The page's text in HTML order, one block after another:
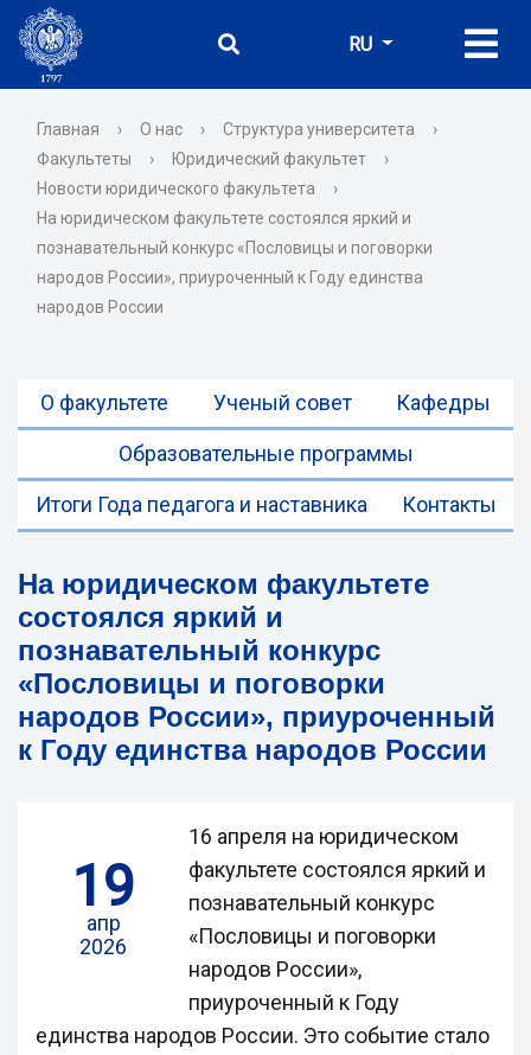
RU
Главная › О нас › Структура университета
›
Факультеты
› Юридический факультет
›
Новости юридического факультета
›
На юридическом факультете состоялся яркий и
познавательный конкурс «Пословицы и поговорки
народов России», приуроченный к Году единства
народов России
О факультете Ученый совет Кафедры
Образовательные программы
Итоги Года педагога и наставника Контакты
На юридическом факультете
состоялся яркий и
познавательный конкурс
«Пословицы и поговорки
народов России», приуроченный
к Году единства народов России
19
апр
2026
16 апреля на юридическом
факультете состоялся яркий и
познавательный конкурс
«Пословицы и поговорки
народов России»,
приуроченный к Году
единства народов России. Это событие стало